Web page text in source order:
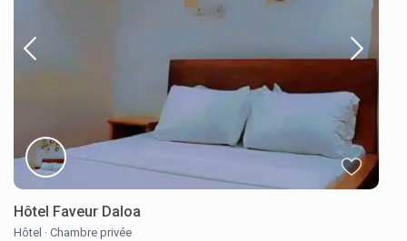
Hôtel Faveur Daloa
Hôtel · Chambre privée